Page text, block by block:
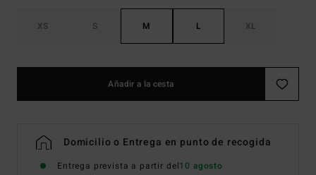
XS S M L XL
Añadir a la cesta
Domicilio o Entrega en punto de recogida
Entrega prevista a partir del10 agosto